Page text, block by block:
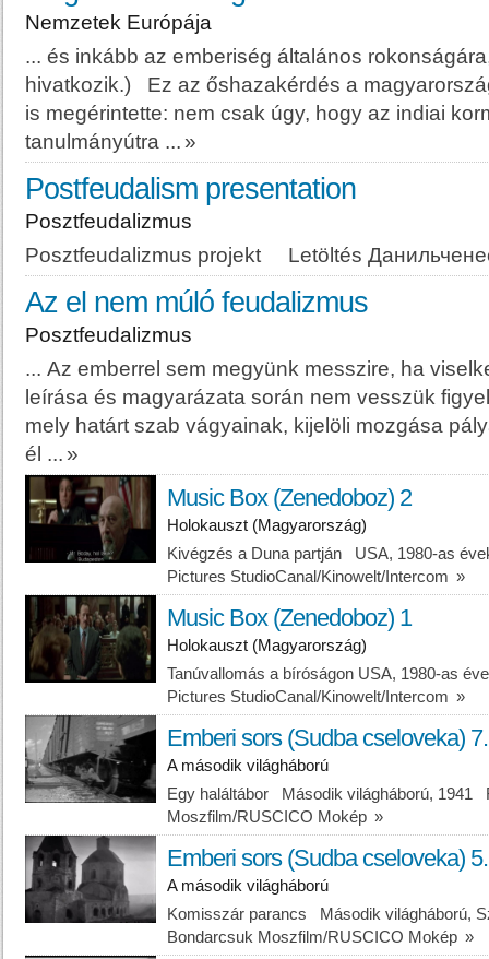
Nemzetek Európája
... és inkább az emberiség általános
hivatkozik.) Ez az őshazakérdés a magyar
is megérintette: nem csak úgy, hogy az indiai
tanulmányútra ... »
Postfeudalism presentation
Posztfeudalizmus
Posztfeudalizmus projekt Letöltés
Az el nem múló feudalizmus
Posztfeudalizmus
... Az emberrel sem megyünk messzire, ha
leírása és magyarázata során nem vesszük
mely határt szab vágyainak, kijelöli mozgása
él ... »
Music Box (Zenedoboz) 2
Holokauszt (Magyarország)
Kivégzés a Duna partján USA, 1980-as
Pictures StudioCanal/Kinowelt/Intercom »
Music Box (Zenedoboz) 1
Holokauszt (Magyarország)
Tanúvallomás a bíróságon USA, 1980-as
Pictures StudioCanal/Kinowelt/Intercom »
Emberi sors (Sudba cseloveka) 7.
A második világháború
Egy haláltábor Második világháború, 1941
Moszfilm/RUSCICO Mokép »
Emberi sors (Sudba cseloveka) 5.
A második világháború
Komisszár parancs Második világháború,
Bondarcsuk Moszfilm/RUSCICO Mokép »